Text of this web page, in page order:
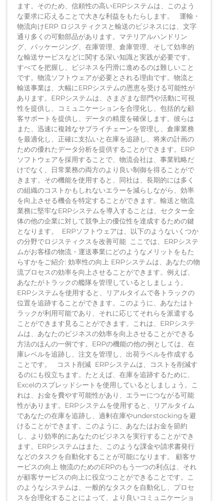
ます。そのため、信頼性の高いERPシステムは、このよう
な要求に応えることで大きな利益をもたらします。 運輸・
物流向けERP ロジスティクスと輸送のビジネスには、文字
通り多くの可動部品があります。マテリアルハンドリン
グ、パッケージング、在庫管理、倉庫管理、そして効率的
な輸送サービスなどに関する深い知識と実践が必要です。
すべてを把握し、ビジネスを円滑に進めるのは難しいこと
です。物流ソフトウェアが必要とされる理由です。物流と
輸送事業は、大幅にERPシステムの恩恵を受ける可能性が
あります。ERPシステムは、さまざまな部門や活動に可視
性を提供し、コミュニケーションを合理化し、包括的な顧
客サポートを提供し、データの精度を確保します。彼らは
また、迅速に複雑なサプライチェーンを管理し、倉庫業務
を最適化し、正確に支払いと在庫を追跡し、将来の計画の
ための優れたデータ分析を提供することができます。ERP
ソフトウェアを採用することで、物流会社は、事業戦略だ
けでなく、日常業務の両方のより良い制御を得ることがで
きます。その機能を使用すると、同社は、長期的には多く
の組織のコストかもしれないエラーを減らしながら、効率
を向上させる機会を特定することができます。輸送と物流
業務に堅牢なERPシステムを導入することは、セクター全
体の他の企業に対して競争上の優位性を達成するための鍵
となります。 ERPソフトウェアは、以下のようないくつか
の分野でロジスティクスを改善可能 ここでは、ERPシステ
ムがお客様の物流・運送事業にどのようなメリットをもた
らすかをご紹介: 効率性の向上 ERPシステムは、あなたの物
流プロセスの効率を向上させることができます。例えば、
あなたがトラックの艦隊を管理しているとしましょう。
ERPシステムを使用すると、リアルタイムで各トラックの
位置を追跡することができます。このように、あなたはト
ラックが利用可能であり、それに応じてそれらを派遣する
ことができます見ることができます。これは、ERPシステ
ムは、あなたのビジネスの効率を向上させることができる
方法のほんの一例です。ERPの機能の他の例としては、在
庫レベルを追跡し、注文を管理し、出荷ラベルを作成する
ことです。 コスト削減 ERPシステムは、コストを削減す
るのにも役立ちます。たとえば、在庫を追跡するために、
Excelのスプレッドシートを使用しているとしましょう。こ
れは、お金を費やす可能性があり、エラーにつながる可能
性があります。ERPシステムを使用すると、リアルタイム
であなたの在庫を追跡し、過剰在庫やunderstockingを避
けることができます。このように、あなたはお金を節約
し、より効率的にあなたのビジネスを実行することができ
ます。ERPシステムはまた、このような課金や請求書発行
などのタスクを自動化することが可能になります。 顧客サ
ービスの向上 物流のためのERPのもう一つの利点は、それ
が顧客サービスの向上に役立つことができることです。こ
のようなシステムは、一般的なタスクを自動化し、プロセ
スを合理化することによって、より良いコミュニケーショ